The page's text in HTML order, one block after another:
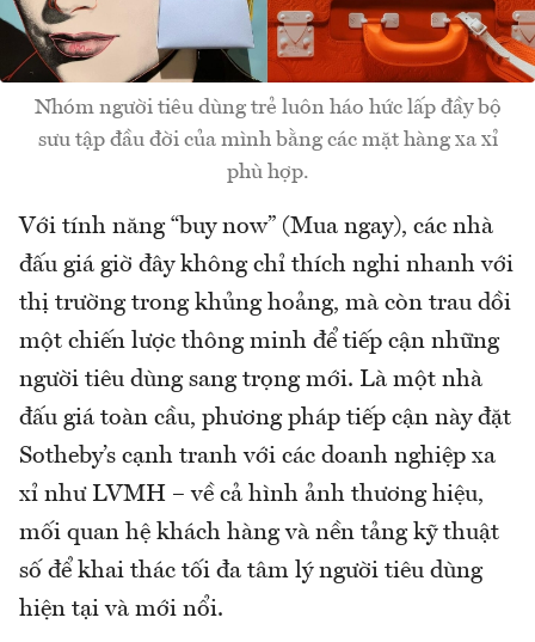
Nhóm người tiêu dùng trẻ luôn háo hức lấp đầy bộ
sưu tập đầu đời của mình bằng các mặt hàng xa xỉ
phù hợp.
Với tính năng “buy now” (Mua ngay), các nhà
đấu giá giờ đây không chỉ thích nghi nhanh với
thị trường trong khủng hoảng, mà còn trau dồi
một chiến lược thông minh để tiếp cận những
người tiêu dùng sang trọng mới. Là một nhà
đấu giá toàn cầu, phương pháp tiếp cận này đặt
Sotheby’s cạnh tranh với các doanh nghiệp xa
xỉ như LVMH – về cả hình ảnh thương hiệu,
mối quan hệ khách hàng và nền tảng kỹ thuật
số để khai thác tối đa tâm lý người tiêu dùng
hiện tại và mới nổi.